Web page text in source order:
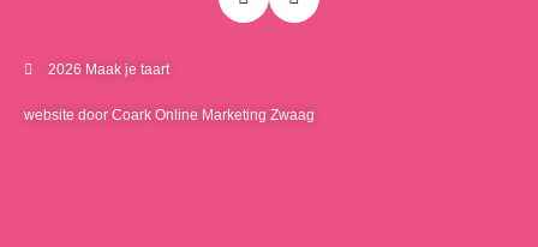
2026 Maak je taart
website door Coark Online Marketing Zwaag